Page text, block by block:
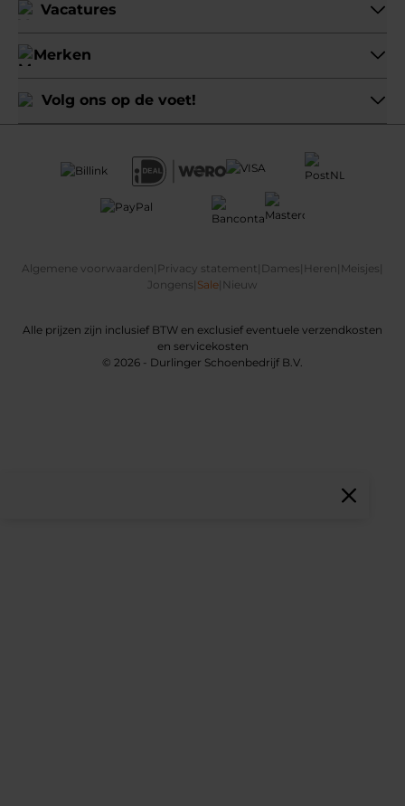
Vacatures
Merken
Volg ons op de voet!
Algemene voorwaarden Privacy statement Dames Heren Meisjes
Jongens Sale Nieuw
Alle prijzen zijn inclusief BTW en exclusief eventuele verzendkosten
en servicekosten
© 2026 - Durlinger Schoenbedrijf B.V.